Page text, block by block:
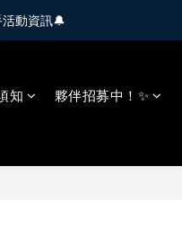
】
動資訊🔔
知 夥伴招募中！✨